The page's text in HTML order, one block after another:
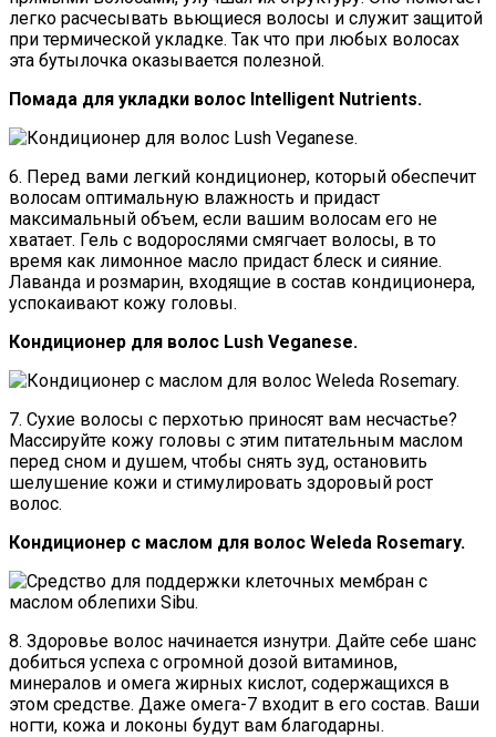
легко расчесывать вьющиеся волосы и служит защитой
при термической укладке. Так что при любых волосах
эта бутылочка оказывается полезной.
Помада для укладки волос Intelligent Nutrients.
6. Перед вами легкий кондиционер, который обеспечит
волосам оптимальную влажность и придаст
максимальный объем, если вашим волосам его не
хватает. Гель с водорослями смягчает волосы, в то
время как лимонное масло придаст блеск и сияние.
Лаванда и розмарин, входящие в состав кондиционера,
успокаивают кожу головы.
Кондиционер для волос Lush Veganese.
7. Сухие волосы с перхотью приносят вам несчастье?
Массируйте кожу головы с этим питательным маслом
перед сном и душем, чтобы снять зуд, остановить
шелушение кожи и стимулировать здоровый рост
волос.
Кондиционер с маслом для волос Weleda Rosemary.
8. Здоровье волос начинается изнутри. Дайте себе шанс
добиться успеха с огромной дозой витаминов,
минералов и омега жирных кислот, содержащихся в
этом средстве. Даже омега-7 входит в его состав. Ваши
ногти, кожа и локоны будут вам благодарны.